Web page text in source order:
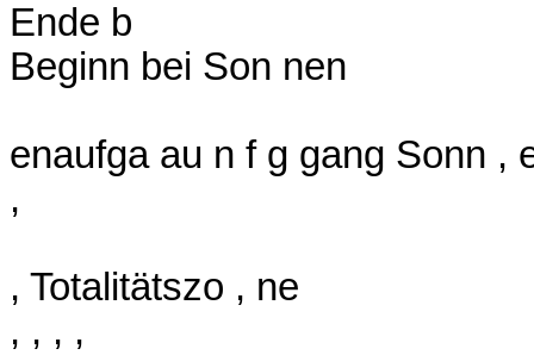
Ende b
Beginn bei Son nen
enaufga au n f g gang Sonn ,
,
, Totalitätszo , ne
, , , ,